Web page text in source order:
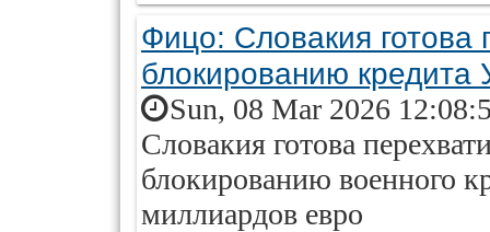
Фицо: Словакия готова
блокированию кредита
Sun, 08 Mar 2026
Словакия готова
блокированию военного
миллиардов евро